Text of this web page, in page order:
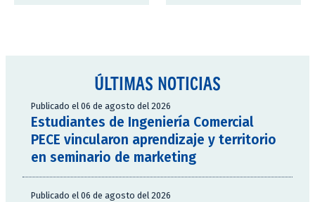
ÚLTIMAS NOTICIAS
Publicado el 06 de agosto del 2026
Estudiantes de Ingeniería Comercial
PECE vincularon aprendizaje y territorio
en seminario de marketing
Publicado el 06 de agosto del 2026